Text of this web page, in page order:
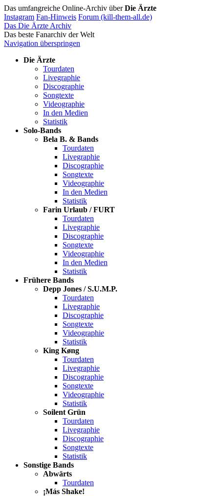
Das umfangreiche Online-Archiv überDie Ärzte
Instagram Fan-Hinweis Forum (kill-them-all.de)
Das Die Ärzte Archiv
Das beste Fanarchiv der Welt
Navigation überspringen
Die Ärzte
Tourdaten
Livegraphie
Discographie
Songtexte
Videographie
In den Medien
Statistik
Solo-Bands
Bela B. & Bands
Tourdaten
Livegraphie
Discographie
Songtexte
Videographie
In den Medien
Statistik
Farin Urlaub / FURT
Tourdaten
Livegraphie
Discographie
Songtexte
Videographie
In den Medien
Statistik
Frühere Bands
Depp Jones / S.U.M.P.
Tourdaten
Livegraphie
Discographie
Songtexte
Videographie
Statistik
King Køng
Tourdaten
Livegraphie
Discographie
Songtexte
Videographie
Statistik
Soilent Grün
Tourdaten
Livegraphie
Discographie
Songtexte
Statistik
Sonstige Bands
Abwärts
Tourdaten
¡Más Shake!